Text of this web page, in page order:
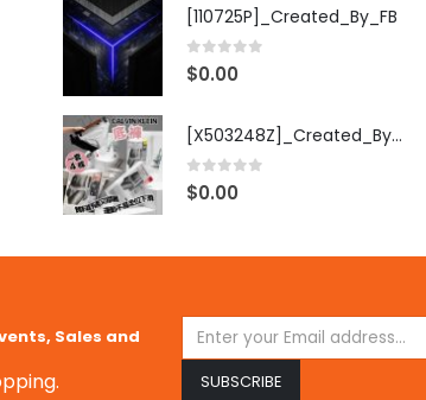
[110725P]_Created_By_FB
0 out of 5
$0.00
[X503248Z]_Created_By_FB
0 out of 5
$0.00
Sales and